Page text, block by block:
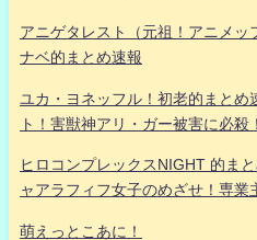
アニゲタレスト（元祖！アニメ
ナベ的まとめ速報
ユカ・ヨネッフル！初老的まとめ
ト！害獣神アリ・ガー被害に必殺
ヒロコンプレックスNIGHT 的ま
ャアラフィフ女子のめざせ！専業
萌えっとこあに！